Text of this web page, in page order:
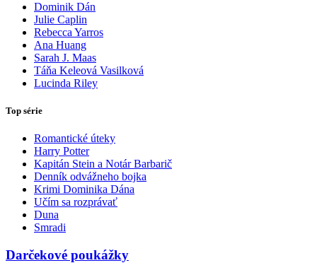
Dominik Dán
Julie Caplin
Rebecca Yarros
Ana Huang
Sarah J. Maas
Táňa Keleová Vasilková
Lucinda Riley
Top série
Romantické úteky
Harry Potter
Kapitán Stein a Notár Barbarič
Denník odvážneho bojka
Krimi Dominika Dána
Učím sa rozprávať
Duna
Smradi
Darčekové poukážky